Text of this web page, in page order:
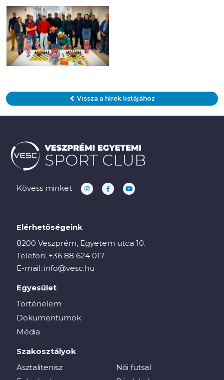
Vissza a hírek listájához
Kövess minket
Elérhetőségeink
8200 Veszprém, Egyetem utca 10.
Telefon: +36 88 624 017
E-mail: info@vesc.hu
Egyesület
Történelem
Dokumentumok
Média
Szakosztályok
Asztalitenisz
Női futsal